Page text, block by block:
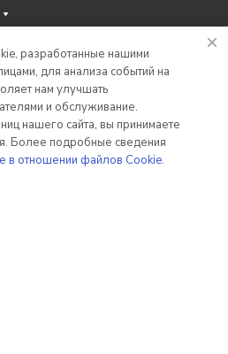
д.134, корп. 12
Б, С1
разработанные нашими
для анализа событий на
нам улучшать
и обслуживание.
нашего сайта, вы принимаете
Более подробные сведения
в отношении файлов Cookie.